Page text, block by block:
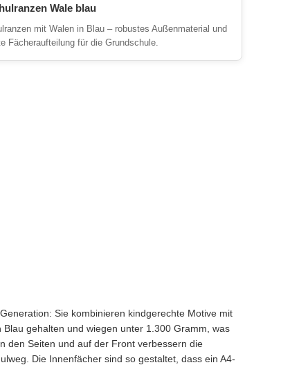
Wale blau
mit Walen in Blau – robustes Außenmaterial und
Fächeraufteilung für die Grundschule.
Sie kombinieren kindgerechte Motive mit
gehalten und wiegen unter 1.300 Gramm, was
den Seiten und auf der Front verbessern die
Die Innenfächer sind so gestaltet, dass ein A4-